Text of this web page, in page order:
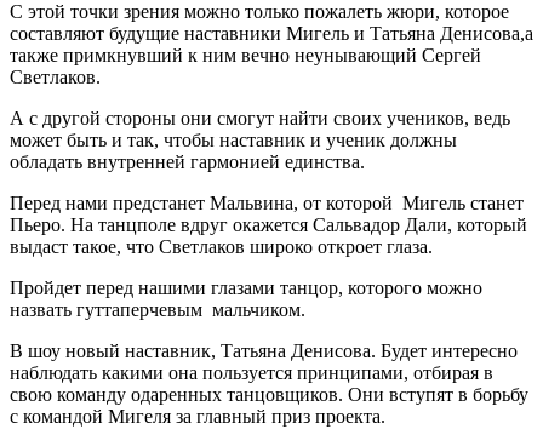
С этой точки зрения можно только пожалеть жюри, которое
составляют будущие наставники Мигель и Татьяна Денисова,а
также примкнувший к ним вечно неунывающий Сергей
Светлаков.
А с другой стороны они смогут найти своих учеников, ведь
может быть и так, чтобы наставник и ученик должны
обладать внутренней гармонией единства.
Перед нами предстанет Мальвина, от которой Мигель станет
Пьеро. На танцполе вдруг окажется Сальвадор Дали, который
выдаст такое, что Светлаков широко откроет глаза.
Пройдет перед нашими глазами танцор, которого можно
назвать гуттаперчевым мальчиком.
В шоу новый наставник, Татьяна Денисова. Будет интересно
наблюдать какими она пользуется принципами, отбирая в
свою команду одаренных танцовщиков. Они вступят в борьбу
с командой Мигеля за главный приз проекта.